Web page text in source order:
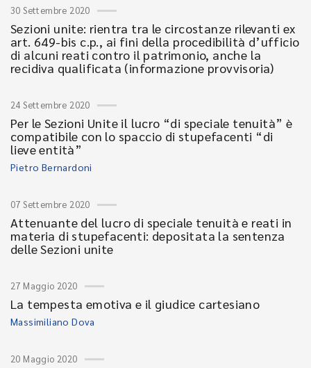
30 Settembre 2020
Sezioni unite: rientra tra le circostanze rilevanti ex
art. 649-bis c.p., ai fini della procedibilità d’ufficio
di alcuni reati contro il patrimonio, anche la
recidiva qualificata (informazione provvisoria)
24 Settembre 2020
Per le Sezioni Unite il lucro “di speciale tenuità” è
compatibile con lo spaccio di stupefacenti “di
lieve entità”
Pietro Bernardoni
07 Settembre 2020
Attenuante del lucro di speciale tenuità e reati in
materia di stupefacenti: depositata la sentenza
delle Sezioni unite
27 Maggio 2020
La tempesta emotiva e il giudice cartesiano
Massimiliano Dova
20 Maggio 2020